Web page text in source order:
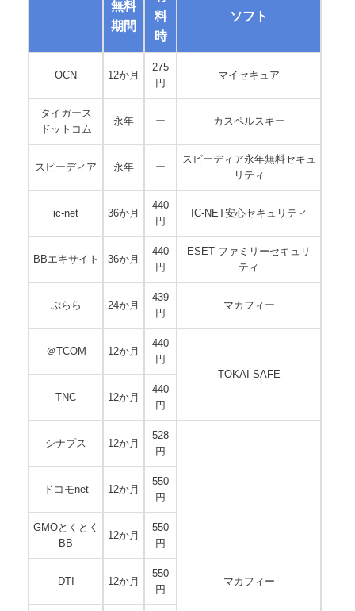
無料
期間
料
時
ソフト
OCN 12か月
275
円
マイセキュア
タイガース
ドットコム
永年 ー カスペルスキー
スピーディア 永年 ー
スピーディア永年無料セキュ
リティ
ic-net 36か月
440
円
IC-NET安心セキュリティ
BBエキサイト 36か月
440
円
ESET ファミリーセキュリ
ティ
ぷらら 24か月
439
円
マカフィー
＠TCOM 12か月
440
円
TOKAI SAFE
TNC
12か月
440
円
シナプス 12か月
528
円
マカフィー
ドコモnet 12か月
550
円
GMOとくとく
BB
12か月
550
円
DTI 12か月
550
円